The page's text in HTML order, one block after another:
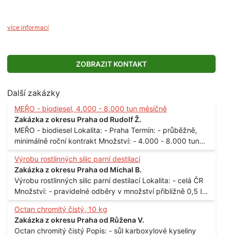
více informací
ZOBRAZIT KONTAKT
Další zakázky
MEŘO - biodiesel, 4.000 - 8.000 tun měsíčně
Zakázka z okresu Praha od Rudolf Ž.
MEŘO - biodiesel Lokalita: - Praha Termín: - průběžně,
minimálně roční kontrakt Množství: - 4.000 - 8.000 tun
měsíčně
Výrobu rostlinných silic parní destilací
Zakázka z okresu Praha od Michal B.
Výrobu rostlinných silic parní destilací Lokalita: - celá ČR
Množství: - pravidelné odběry v množství přibližně 0,5 l
až 1 l
Octan chromitý čistý, 10 kg
Zakázka z okresu Praha od Růžena V.
Octan chromitý čistý Popis: - sůl karboxylové kyseliny